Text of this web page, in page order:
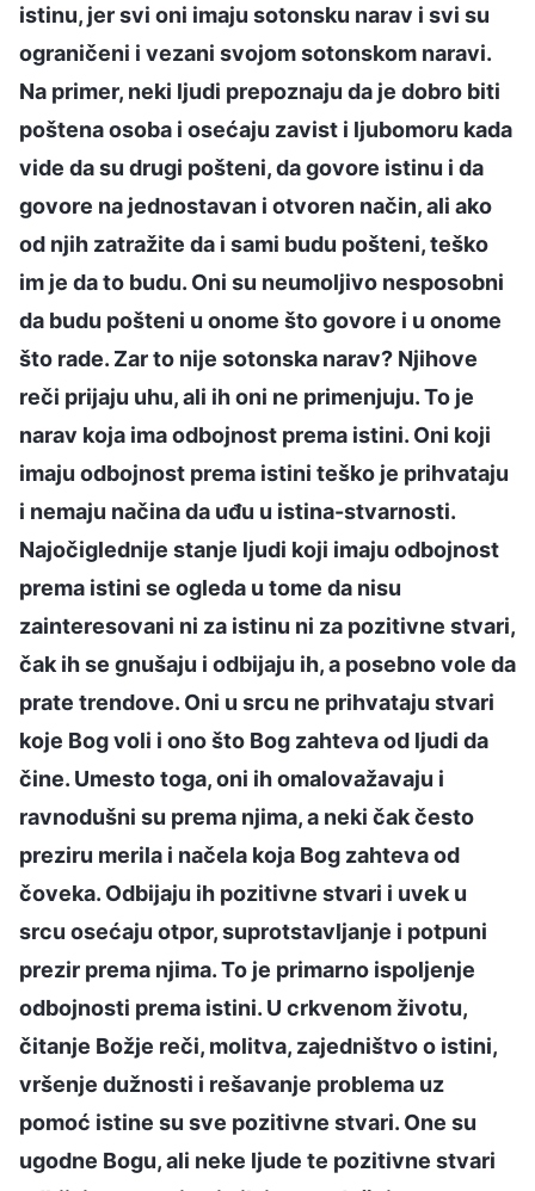
istinu, jer svi oni imaju sotonsku narav i svi su
ograničeni i vezani svojom sotonskom naravi.
Na primer, neki ljudi prepoznaju da je dobro biti
poštena osoba i osećaju zavist i ljubomoru kada
vide da su drugi pošteni, da govore istinu i da
govore na jednostavan i otvoren način, ali ako
od njih zatražite da i sami budu pošteni, teško
im je da to budu. Oni su neumoljivo nesposobni
da budu pošteni u onome što govore i u onome
što rade. Zar to nije sotonska narav? Njihove
reči prijaju uhu, ali ih oni ne primenjuju. To je
narav koja ima odbojnost prema istini. Oni koji
imaju odbojnost prema istini teško je prihvataju
i nemaju načina da uđu u istina-stvarnosti.
Najočiglednije stanje ljudi koji imaju odbojnost
prema istini se ogleda u tome da nisu
zainteresovani ni za istinu ni za pozitivne stvari,
čak ih se gnušaju i odbijaju ih, a posebno vole da
prate trendove. Oni u srcu ne prihvataju stvari
koje Bog voli i ono što Bog zahteva od ljudi da
čine. Umesto toga, oni ih omalovažavaju i
ravnodušni su prema njima, a neki čak često
preziru merila i načela koja Bog zahteva od
čoveka. Odbijaju ih pozitivne stvari i uvek u
srcu osećaju otpor, suprotstavljanje i potpuni
prezir prema njima. To je primarno ispoljenje
odbojnosti prema istini. U crkvenom životu,
čitanje Božje reči, molitva, zajedništvo o istini,
vršenje dužnosti i rešavanje problema uz
pomoć istine su sve pozitivne stvari. One su
ugodne Bogu, ali neke ljude te pozitivne stvari